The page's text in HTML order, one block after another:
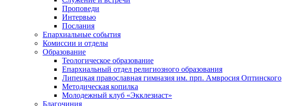
Проповеди
Интервью
Послания
Епархиальные события
Комиссии и отделы
Образование
Теологическое образование
Епархиальный отдел религиозного образования
Липецкая православная гимназия им. прп. Амвросия Оптинского
Методическая копилка
Молодежный клуб «Экклезиаст»
Благочиния